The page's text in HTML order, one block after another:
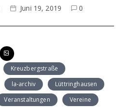
Juni 19, 2019 0
Kreuzbergstraße
la-archiv
Lüttringhausen
Veranstaltungen Vereine